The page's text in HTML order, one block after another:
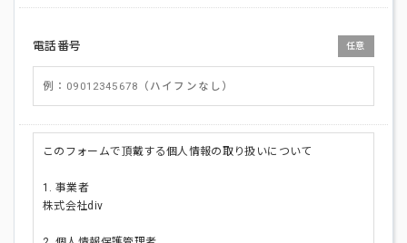
電話番号 任意
このフォームで頂戴する個人情報の取り扱いについて
1. 事業者
株式会社div